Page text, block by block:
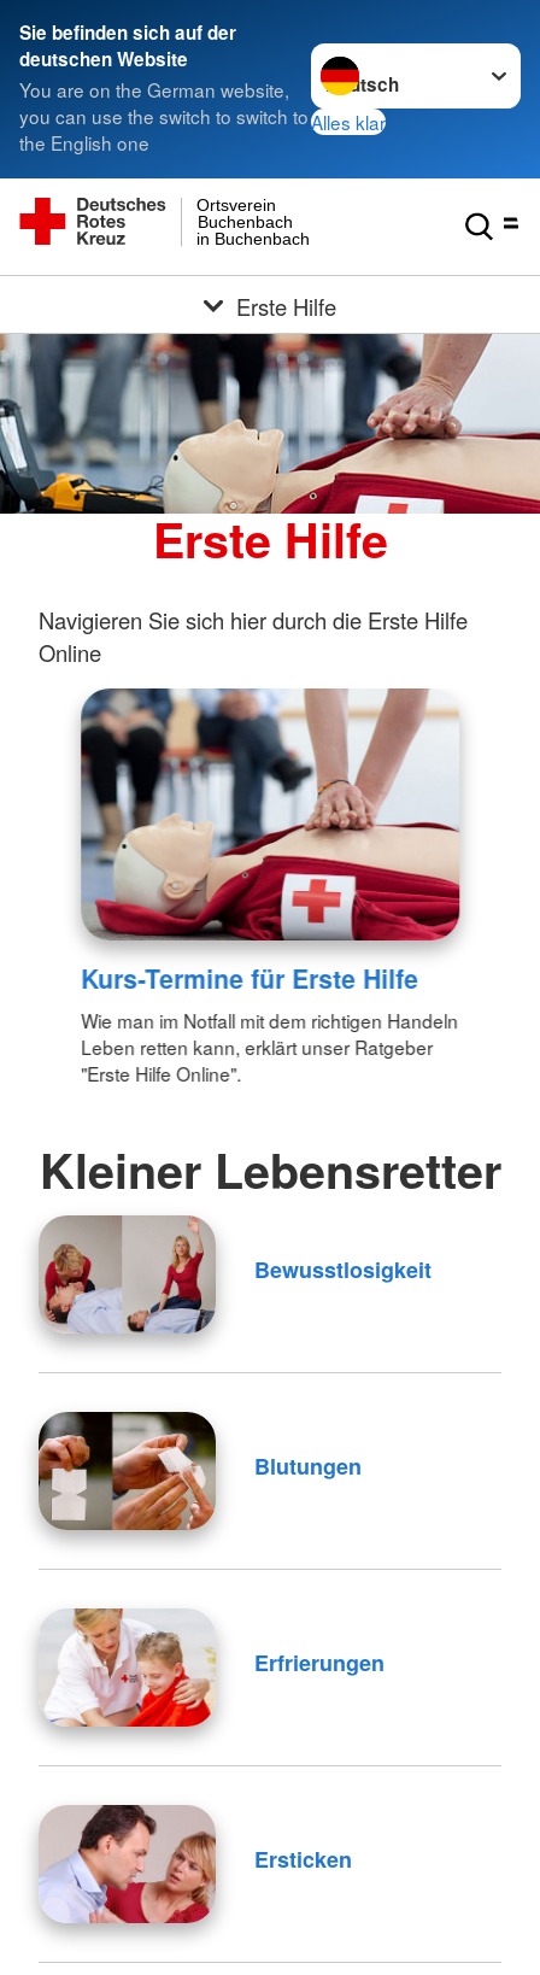
Sie befinden sich auf der
deutschen Website
You are on the German website,
you can use the switch to switch to
the English one
Sprache wechseln zu
Alles klar
in Buchenbach
Buchenbach
Ortsverein
Erste Hilfe
Erste Hilfe
Navigieren Sie sich hier durch die Erste Hilfe
Online
Kurs-Termine für Erste Hilfe
Wie man im Notfall mit dem richtigen Handeln
Leben retten kann, erklärt unser Ratgeber
"Erste Hilfe Online".
Kleiner Lebensretter
Bewusstlosigkeit
Blutungen
Erfrierungen
Ersticken